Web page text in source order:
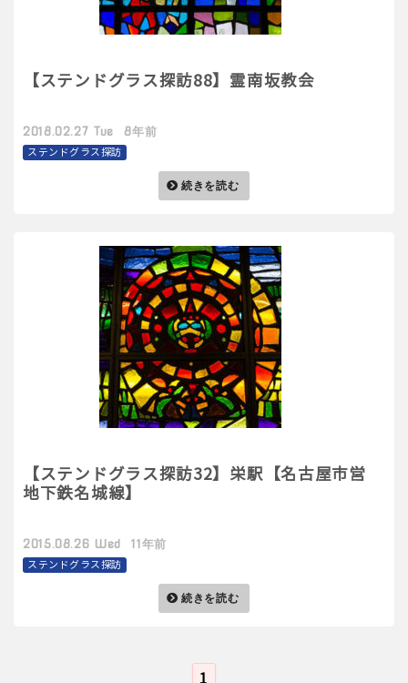
【ステンドグラス探訪88】霊南坂教会
2018.02.27 Tue 8年前
ステンドグラス探訪
続きを読む
【ステンドグラス探訪32】栄駅【名古屋市営
地下鉄名城線】
2015.08.26 Wed 11年前
ステンドグラス探訪
続きを読む
1